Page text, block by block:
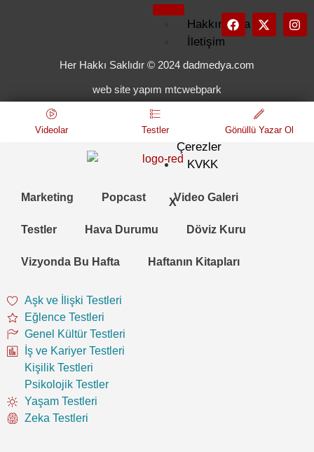
Hakkımızda
İletişim
Künye
Koşulları
Çerezler
KVKK
X
Her Hakkı Saklıdır © 2024 dadmedya.com
web site yapım mtcwebpark
Videolar Testler Gönüllü Yazar Ol
Marketing Popcast Video Galeri
Testler Hava Durumu Döviz Kuru
Vizyonda Bu Hafta Haftanın Kitapları
Aşk ve İlişki Testleri
Eğlence Testleri
Genel Kültür Testleri
İş ve Kariyer Testleri
Kişilik Testleri
Psikolojik Testler
Yaşam Testleri
Zeka Testleri